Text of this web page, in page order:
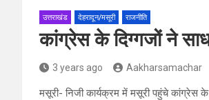
उत्तराखंड देहरादून/मसूरी राजनीति
कांग्रेस के दिग्गजों ने
3 years ago Aakharsamachar
मसूरी- निजी कार्यक्रम में मसूरी पहुंचे